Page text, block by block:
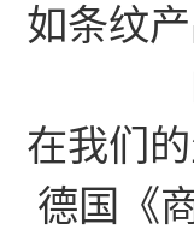
如条纹
在我们
德国《